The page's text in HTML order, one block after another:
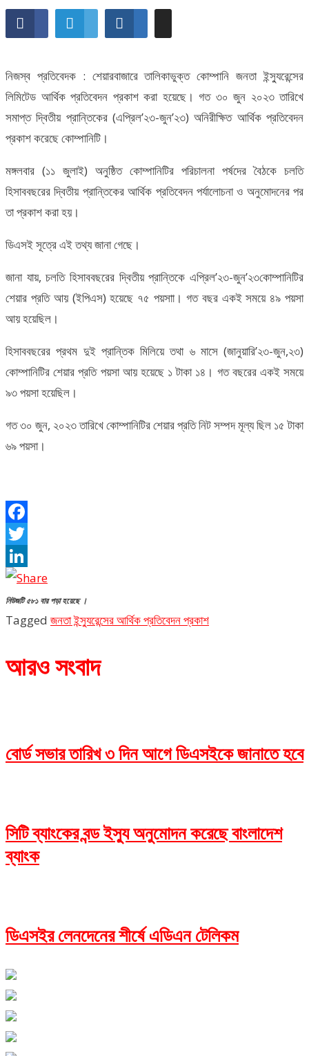
নিজস্ব প্রতিবেদক : শেয়ারবাজারে তালিকাভুক্ত কোম্পানি জনতা ইন্স্যুরেন্সের
লিমিটেড আর্থিক প্রতিবেদন প্রকাশ করা হয়েছে। গত ৩০ জুন ২০২৩ তারিখে
সমাপ্ত দ্বিতীয় প্রান্তিকের (এপ্রিল’২৩-জুন’২৩) অনিরীক্ষিত আর্থিক প্রতিবেদন
প্রকাশ করেছে কোম্পানিটি।
মঙ্গলবার (১১ জুলাই) অনুষ্ঠিত কোম্পানিটির পরিচালনা পর্ষদের বৈঠকে চলতি
হিসাববছরের দ্বিতীয় প্রান্তিকের আর্থিক প্রতিবেদন পর্যালোচনা ও অনুমোদনের পর
তা প্রকাশ করা হয়।
ডিএসই সূত্রে এই তথ্য জানা গেছে।
জানা যায়, চলতি হিসাববছরের দ্বিতীয় প্রান্তিকে এপ্রিল’২৩-জুন’২৩কোম্পানিটির
শেয়ার প্রতি আয় (ইপিএস) হয়েছে ৭৫ পয়সাা। গত বছর একই সময়ে ৪৯ পয়সা
আয় হয়েছিল।
হিসাববছরের প্রথম দুই প্রান্তিক মিলিয়ে তথা ৬ মাসে (জানুয়ারি’২৩-জুন,২৩)
কোম্পানিটির শেয়ার প্রতি পয়সা আয় হয়েছে ১ টাকা ১৪। গত বছরের একই সময়ে
৯৩ পয়সা হয়েছিল।
গত ৩০ জুন, ২০২৩ তারিখে কোম্পানিটির শেয়ার প্রতি নিট সম্পদ মূল্য ছিল ১৫ টাকা
৬৯ পয়সা।
Facebook
Twitter
LinkedIn
নিউজটি ৫৮১ বার পড়া হয়েছে ।
Tagged জনতা ইন্স্যুরেন্সের আর্থিক প্রতিবেদন প্রকাশ
আরও সংবাদ
বোর্ড সভার তারিখ ৩ দিন আগে ডিএসইকে জানাতে হবে
সিটি ব্যাংকের বন্ড ইস্যু অনুমোদন করেছে বাংলাদেশ
ব্যাংক
ডিএসইর লেনদেনের শীর্ষে এডিএন টেলিকম